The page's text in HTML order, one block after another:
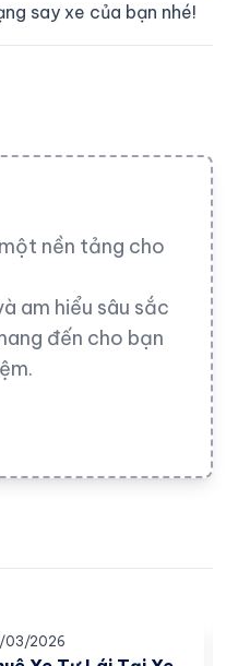
say xe của bạn nhé!
nền tảng cho
am hiểu sâu sắc
đến cho bạn
03/2026